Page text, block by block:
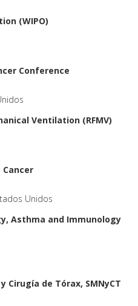
(WIPO)
Conference
Ventilation (RFMV)
Unidos
Asthma and Immunology
Cirugía de Tórax, SMNyCT